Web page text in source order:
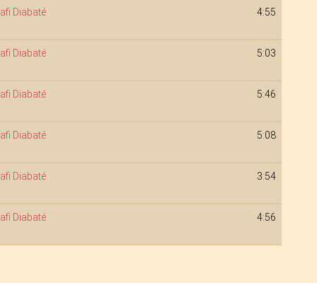
Diabaté 4:55
Diabaté 5:03
Diabaté 5:46
Diabaté 5:08
Diabaté 3:54
Diabaté 4:56